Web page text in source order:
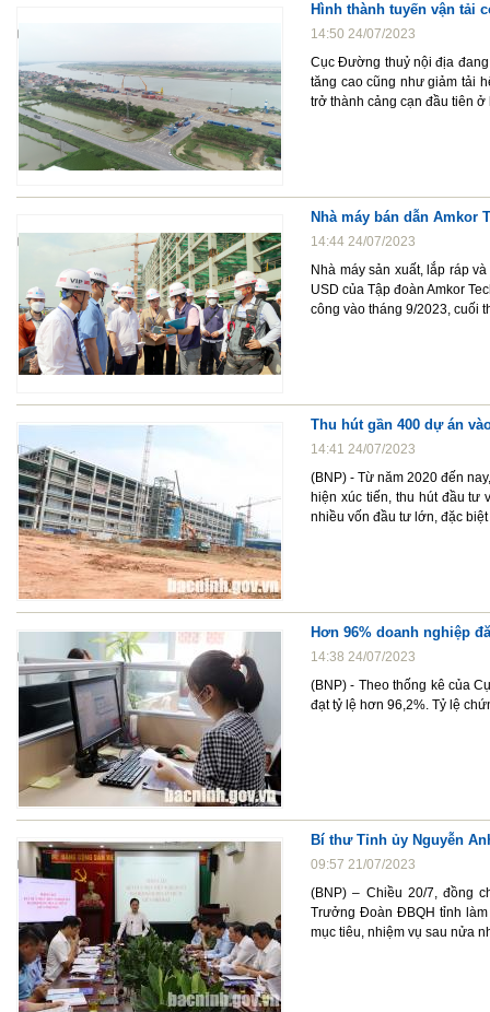
Hình thành tuyến vận tải
14:50 24/07/2023
Cục Đường thuỷ nội địa
tăng cao cũng như giảm tải
trở thành cảng cạn đầu tiên
Nhà máy bán dẫn Amkor
14:44 24/07/2023
Nhà máy sản xuất, lắp ráp
USD của Tập đoàn Amkor
công vào tháng 9/2023, cuối
Thu hút gần 400 dự án
14:41 24/07/2023
(BNP) - Từ năm 2020 đến
hiện xúc tiến, thu hút đầu tư
nhiều vốn đầu tư lớn, đặc
Hơn 96% doanh nghiệp
14:38 24/07/2023
(BNP) - Theo thống kê của
đạt tỷ lệ hơn 96,2%. Tỷ lệ
Bí thư Tỉnh ủy Nguyễn
09:57 21/07/2023
(BNP) – Chiều 20/7, đồng
Trưởng Đoàn ĐBQH tỉnh
mục tiêu, nhiệm vụ sau nửa